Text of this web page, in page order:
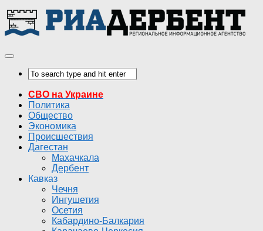
СВО на Украине
Политика
Общество
Экономика
Происшествия
Дагестан
Махачкала
Дербент
Кавказ
Чечня
Ингушетия
Осетия
Кабардино-Балкария